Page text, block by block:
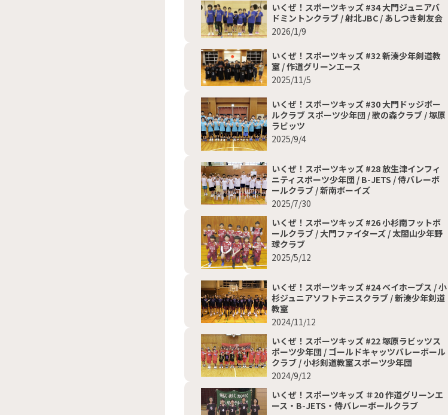
いくぜ！スポーツキッズ #34 大門ジュニアバ
ドミントンクラブ / 射北JBC / あしつき剣友会
2026/1/9
いくぜ！スポーツキッズ #32 新湊少年剣道教
室 / 作道グリーンエース
2025/11/5
いくぜ！スポーツキッズ #30 大門ドッジボー
ルクラブ スポーツ少年団 / 歌の森クラブ / 塚原
ラビッツ
2025/9/4
いくぜ！スポーツキッズ #28 放生津インフィ
ニティスポーツ少年団 / B-JETS / 侍バレーボ
ールクラブ / 新南ボーイズ
2025/7/30
いくぜ！スポーツキッズ #26 小杉南フットボ
ールクラブ / 大門ファイターズ / 太閤山少年野
球クラブ
2025/5/12
いくぜ！スポーツキッズ #24 ベイホープス / 小
杉ジュニアソフトテニスクラブ / 新湊少年剣道
教室
2024/11/12
いくぜ！スポーツキッズ #22 塚原ラビッツス
ポーツ少年団 / ゴールドキャッツバレーボール
クラブ / 小杉剣道教室スポーツ少年団
2024/9/12
いくぜ！スポーツキッズ ＃20 作道グリーンエ
ース・B-JETS・侍バレーボールクラブ